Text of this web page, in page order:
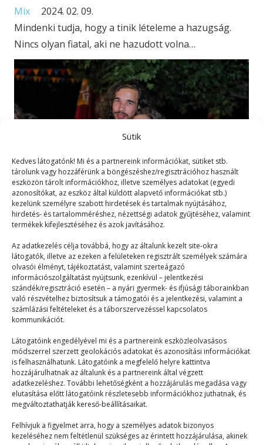
Sütik
Kedves látogatónk! Mi és a partnereink információkat, sütiket stb.
tárolunk vagy hozzáférünk a böngészéshez/regisztrációhoz használt
eszközön tárolt információkhoz, illetve személyes adatokat (egyedi
azonosítókat, az eszköz által küldött alapvető információkat stb.)
kezelünk személyre szabott hirdetések és tartalmak nyújtásához,
hirdetés- és tartalomméréshez, nézettségi adatok gyűjtéséhez, valamint
termékek kifejlesztéséhez és azok javításához.
Az adatkezelés célja továbbá, hogy az általunk kezelt site-okra
látogatók, illetve az ezeken a felületeken regisztrált személyek számára
olvasói élményt, tájékoztatást, valamint szerteágazó
információszolgáltatást nyújtsunk, ezenkívül – jelentkezési
szándék/regisztráció esetén – a nyári gyermek- és ifjúsági táborainkban
való részvételhez biztosítsuk a támogatói és a jelentkezési, valamint a
számlázási feltételeket és a táborszervezéssel kapcsolatos
kommunikációt.
Látogatóink engedélyével mi és a partnereink eszközleolvasásos
módszerrel szerzett geolokációs adatokat és azonosítási információkat
is felhasználhatunk. Látogatóink a megfelelő helyre kattintva
hozzájárulhatnak az általunk és a partnereink által végzett
adatkezeléshez. További lehetőségként a hozzájárulás megadása vagy
elutasítása előtt látogatóink részletesebb információkhoz juthatnak, és
megváltoztathatják kereső-beállításaikat.
Felhívjuk a figyelmet arra, hogy a személyes adatok bizonyos
kezeléséhez nem feltétlenül szükséges az érintett hozzájárulása, akinek
Mix
2024. 02. 09.
Mindenki tudja, hogy a tinik lételeme a hazugság.
Nincs olyan fiatal, aki ne hazudott volna…
Kapcsolat vagy barátok?
Mix
2026. 05. 05.
Kapcsolatok. Barátok. Szerelmek. Vonzalmak.
Rajongások. Vágyak. Kételyek. Friendzones. Azon
gondolkozom, vajon csak én vagyok ilyen…
© 2023–2026